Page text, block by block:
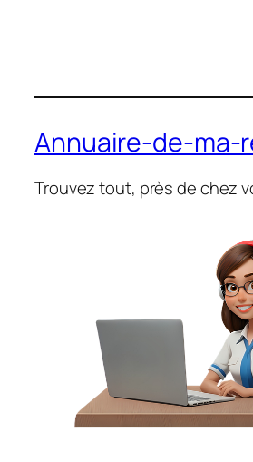
Annuaire-de-ma-
Trouvez tout, près de chez